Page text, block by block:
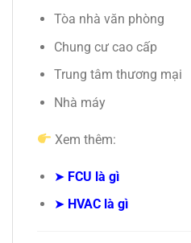
Tòa nhà văn phòng
Chung cư cao cấp
Trung tâm thương mại
Nhà máy
Xem thêm:
➤ FCU là gì
➤ HVAC là gì